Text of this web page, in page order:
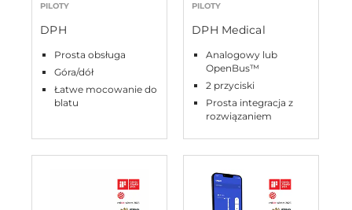
PILOTY
DPH
Prosta obsługa
Góra/dół
Łatwe mocowanie do
blatu
PILOTY
DPH Medical
Analogowy lub
OpenBus™
2 przyciski
Prosta integracja z
rozwiązaniem